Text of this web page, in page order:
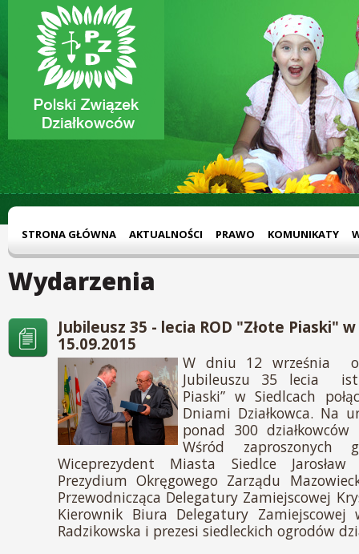
STRONA GŁÓWNA AKTUALNOŚCI PRAWO KOMUNIKATY
Wydarzenia
Jubileusz 35 - lecia ROD "Złote Piaski"
15.09.2015
W dniu 12 września
Jubileuszu 35 lecia
Piaski” w Siedlcach
Dniami Działkowca. Na
ponad 300
Wśród zaproszonych
Wiceprezydent Miasta Siedlce Jarosław
Prezydium Okręgowego Zarządu
Przewodnicząca Delegatury Zamiejscowej
Kierownik Biura Delegatury Zamiejscowej
Radzikowska i prezesi siedleckich ogrodów